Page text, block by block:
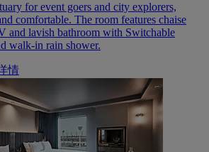
for event goers and city explorers,
comfortable. The room features chaise
and lavish bathroom with Switchable
walk-in rain shower.
情